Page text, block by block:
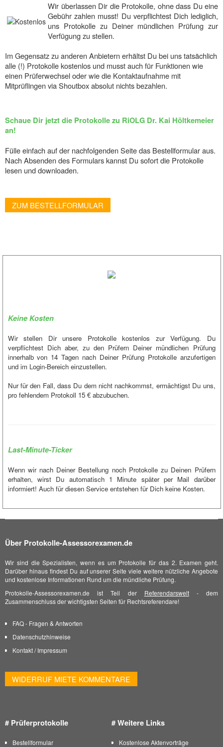
Wir überlassen Dir die Protokolle, ohne dass Du eine
Gebühr zahlen musst! Du verpflichtest Dich lediglich,
uns Protokolle zu Deiner mündlichen Prüfung zur
Verfügung zu stellen.
Im Gegensatz zu anderen Anbietern erhältst Du bei uns tatsächlich
alle (!) Protokolle kostenlos und musst auch für Funktionen wie
einen Prüferwechsel oder wie die Kontaktaufnahme mit
Mitprüflingen via Shoutbox absolut nichts bezahlen.
Schaue Dir jetzt die Protokolle zu RiOLG Dr. Kai Höltkemeier
an!
Fülle einfach auf der nachfolgenden Seite das Bestellformular aus.
Nach Absenden des Formulars kannst Du sofort die Protokolle
lesen und downloaden.
ZUM BESTELLFORMULAR
Keine Kosten
Wir stellen Dir unsere Protokolle kostenlos zur Verfügung. Du
verpflichtest Dich aber, zu den Prüfern Deiner mündlichen Prüfung
innerhalb von 14 Tagen nach Deiner Prüfung Protokolle anzufertigen
und im Login-Bereich einzustellen.
Nur für den Fall, dass Du dem nicht nachkommst, ermächtigst Du uns,
pro fehlendem Protokoll 15 € abzubuchen.
Last-Minute-Ticker
Wenn wir nach Deiner Bestellung noch Protokolle zu Deinen Prüfern
erhalten, wirst Du automatisch 1 Minute später per Mail darüber
informiert! Auch für diesen Service entstehen für Dich keine Kosten.
Über Protokolle-Assessorexamen.de
Wir sind die Spezialisten, wenn es um Protokolle für das 2. Examen geht.
Darüber hinaus findest Du auf unserer Seite viele weitere nützliche Angebote
und kostenlose Informationen Rund um die mündliche Prüfung.
Protokolle-Assessorexamen.de ist Teil der Referendarswelt- dem
Zusammenschluss der wichtigsten Seiten für Rechtsreferendare!
FAQ - Fragen & Antworten
Datenschutzhinweise
Kontakt/Impressum
WIDERRUF MIETE KOMMENTARE
# Prüferprotokolle
Bestellformular
# Weitere Links
Kostenlose Aktenvorträge